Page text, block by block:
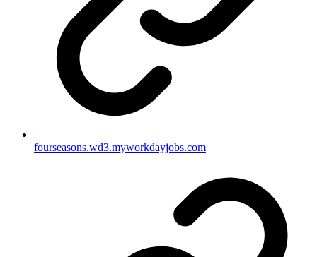
fourseasons.wd3.myworkdayjobs.com